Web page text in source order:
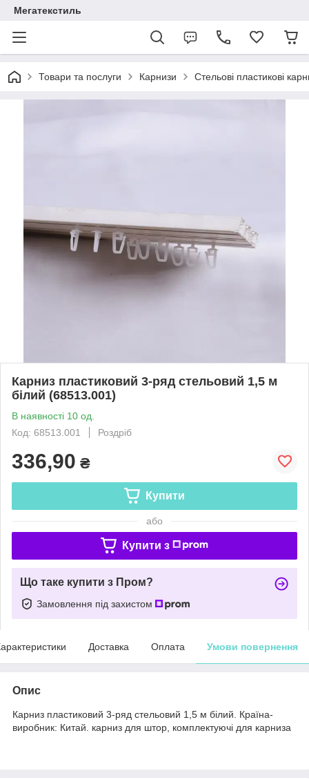
Мегатекстиль
Товари та послуги Карнизи Стельові пластикові
Карниз пластиковий 3-ряд стельовий 1,5 м
білий (68513.001)
В наявності 10 од.
Код: 68513.001
Роздріб
336,90 ₴
Купити
або
Купити з
Що таке купити з Пром?
Замовлення під захистом
Доставка Оплата Умови повернення
Опис
Карниз пластиковий 3-ряд стельовий 1,5 м білий. Країна-
виробник: Китай. карниз для штор, комплектуючі для карниза